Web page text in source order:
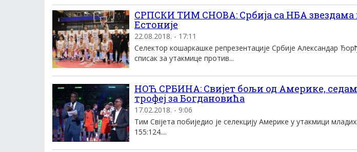
СРПСКИ ТИМ СНОВА: Србија са НБА звездама
Естоније
22.08.2018. - 17:11
Селектор кошаркашке репрезентације Србије Александар
списак за утакмице против...
НОЋ СРБИНА: Свијет бољи од Америке,
трофеј за Богдановића
17.02.2018. - 9:06
Тим Свijета побиједио је селекцију Америке у утакмици
155:124....